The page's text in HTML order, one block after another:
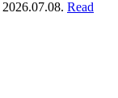
2026.07.08. Read